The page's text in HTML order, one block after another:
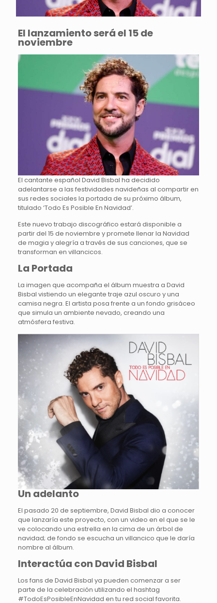
El lanzamiento será el 15 de
noviembre
El cantante español David Bisbal ha decidido
adelantarse a las festividades navideñas al compartir en
sus redes sociales la portada de su próximo álbum,
titulado ‘Todo Es Posible En Navidad’.
Este nuevo trabajo discográfico estará disponible a
partir del 15 de noviembre y promete llenar la Navidad
de magia y alegría a través de sus canciones, que se
transforman en villancicos.
La Portada
La imagen que acompaña el álbum muestra a David
Bisbal vistiendo un elegante traje azul oscuro y una
camisa negra. El artista posa frente a un fondo grisáceo
que simula un ambiente nevado, creando una
atmósfera festiva.
Un adelanto
El pasado 20 de septiembre, David Bisbal dio a conocer
que lanzaría este proyecto, con un video en el que se le
ve colocando una estrella en la cima de un árbol de
navidad; de fondo se escucha un villancico que le daría
nombre al álbum.
Interactúa con David Bisbal
Los fans de David Bisbal ya pueden comenzar a ser
parte de la celebración utilizando el hashtag
#TodoEsPosibleEnNavidad en tu red social favorita.